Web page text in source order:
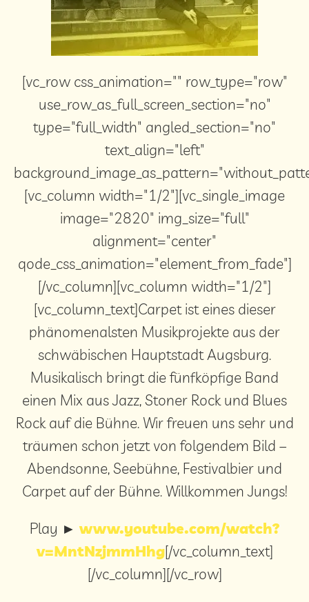
[vc_row css_animation="" row_type="row"
use_row_as_full_screen_section="no"
type="full_width" angled_section="no"
text_align="left"
[vc_column width="1/2"][vc_single_image
image="2820" img_size="full"
alignment="center"
qode_css_animation="element_from_fade"]
[/vc_column][vc_column width="1/2"]
[vc_column_text]Carpet ist eines dieser
phänomenalsten Musikprojekte aus der
schwäbischen Hauptstadt Augsburg.
Musikalisch bringt die fünfköpfige Band
einen Mix aus Jazz, Stoner Rock und Blues
Rock auf die Bühne. Wir freuen uns sehr und
träumen schon jetzt von folgendem Bild –
Abendsonne, Seebühne, Festivalbier und
Carpet auf der Bühne. Willkommen Jungs!
Play ► www.youtube.com/watch?
v=MntNzjmmHhg[/vc_column_text]
[/vc_column][/vc_row]